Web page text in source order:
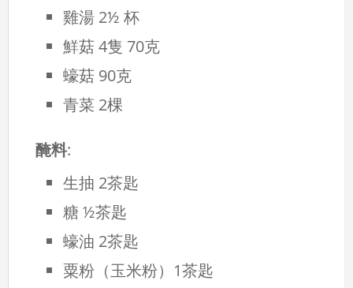
雞湯 2½ 杯
鮮菇 4隻 70克
蠔菇 90克
青菜 2棵
醃料:
生抽 2茶匙
糖 ½茶匙
蠔油 2茶匙
粟粉（玉米粉）1茶匙